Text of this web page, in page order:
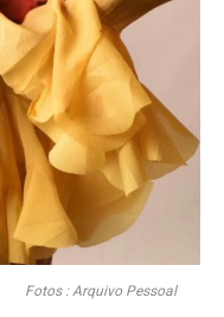
Fotos : Arquivo Pessoal